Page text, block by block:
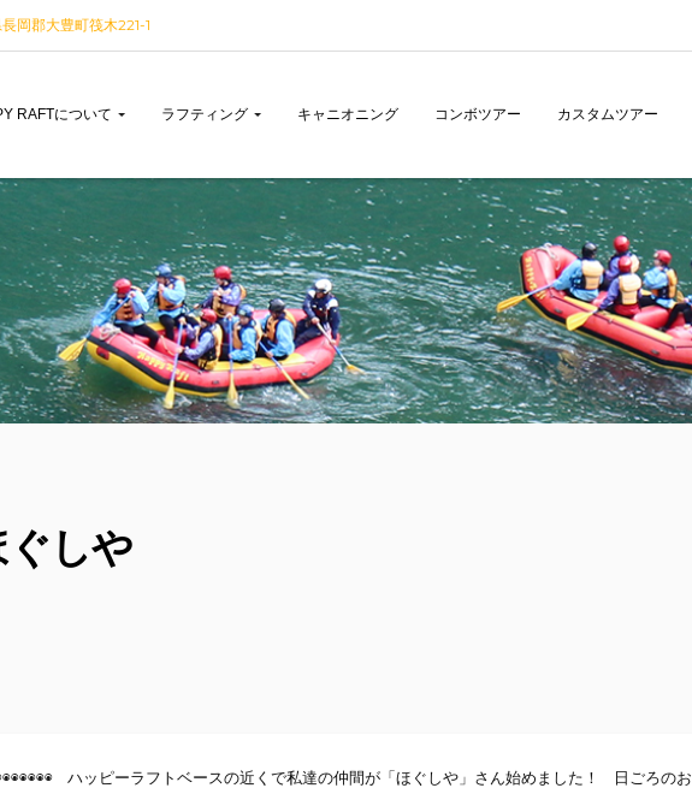
岡郡大豊町筏木221-1
RAFTについて ラフティング キャニオニング コンボツアー カスタムツアー
しや
ハッピーラフトベースの近くで私達の仲間が「ほぐしや」さん始めました！ 日ごろのお